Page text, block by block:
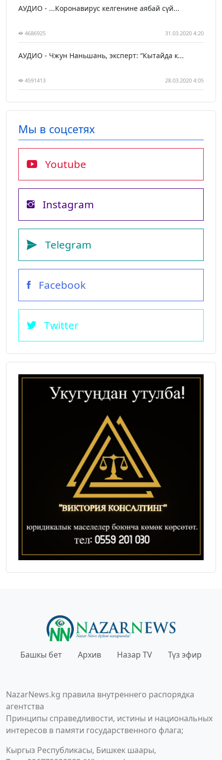
АУДИО - ...Коронавирус келгенине аябай сүй...
4686925 31.03.2020 4:20
АУДИО - Чжун Наньшань, эксперт: “Кытайда к...
4591413 28.03.2020 4:05
Мы в соцсетях
Youtube
Instagram
Telegram
Facebook
Twitter
Башкы бет Архив Назар TV Түз эфир
NazarNews.kg правила внутреннего распорядка
агентства
Принципы справедливости, истины и национальных
интересов в памяти государственного флага;
Кыргыз Республикасы, Бишкек шаары,